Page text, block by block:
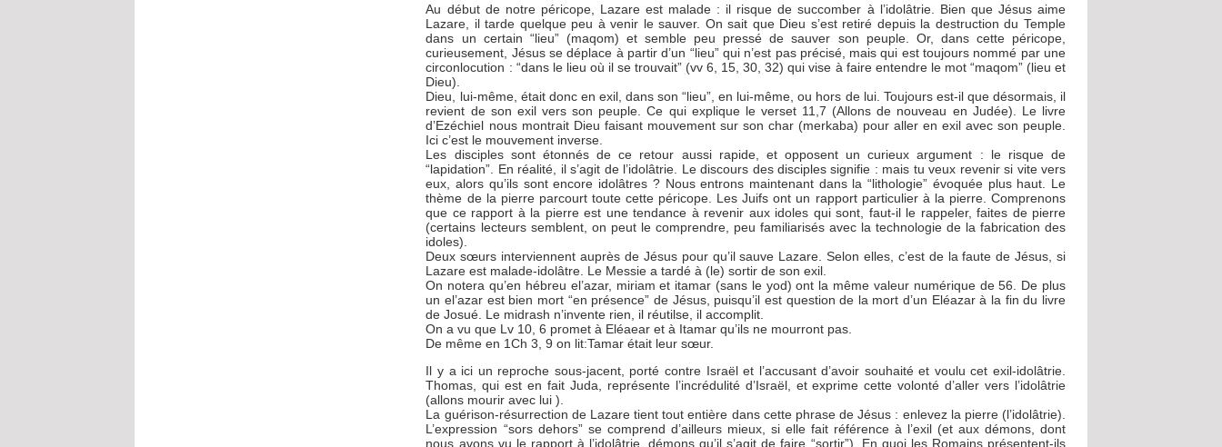
Au début de notre péricope, Lazare est malade : il risque de succomber à l’idolâtrie. Bien que Jésus aime
Lazare, il tarde quelque peu à venir le sauver. On sait que Dieu s’est retiré depuis la destruction du Temple
dans un certain “lieu” (maqom) et semble peu pressé de sauver son peuple. Or, dans cette péricope,
curieusement, Jésus se déplace à partir d’un “lieu” qui n’est pas précisé, mais qui est toujours nommé par une
circonlocution : “dans le lieu où il se trouvait” (vv 6, 15, 30, 32) qui vise à faire entendre le mot “maqom” (lieu et
Dieu).
Dieu, lui-même, était donc en exil, dans son “lieu”, en lui-même, ou hors de lui. Toujours est-il que désormais, il
revient de son exil vers son peuple. Ce qui explique le verset 11,7 (Allons de nouveau en Judée). Le livre
d’Ezéchiel nous montrait Dieu faisant mouvement sur son char (merkaba) pour aller en exil avec son peuple.
Ici c’est le mouvement inverse.
Les disciples sont étonnés de ce retour aussi rapide, et opposent un curieux argument : le risque de
“lapidation”. En réalité, il s’agit de l’idolâtrie. Le discours des disciples signifie : mais tu veux revenir si vite vers
eux, alors qu’ils sont encore idolâtres ? Nous entrons maintenant dans la “lithologie” évoquée plus haut. Le
thème de la pierre parcourt toute cette péricope. Les Juifs ont un rapport particulier à la pierre. Comprenons
que ce rapport à la pierre est une tendance à revenir aux idoles qui sont, faut-il le rappeler, faites de pierre
(certains lecteurs semblent, on peut le comprendre, peu familiarisés avec la technologie de la fabrication des
idoles).
Deux sœurs interviennent auprès de Jésus pour qu’il sauve Lazare. Selon elles, c’est de la faute de Jésus, si
Lazare est malade-idolâtre. Le Messie a tardé à (le) sortir de son exil.
On notera qu’en hébreu el’azar, miriam et itamar (sans le yod) ont la même valeur numérique de 56. De plus
un el’azar est bien mort “en présence” de Jésus, puisqu’il est question de la mort d’un Eléazar à la fin du livre
de Josué. Le midrash n’invente rien, il réutilse, il accomplit.
On a vu que Lv 10, 6 promet à Eléaear et à Itamar qu’ils ne mourront pas.
De même en 1Ch 3, 9 on lit:Tamar était leur sœur.
Il y a ici un reproche sous-jacent, porté contre Israël et l’accusant d’avoir souhaité et voulu cet exil-idolâtrie.
Thomas, qui est en fait Juda, représente l’incrédulité d’Israël, et exprime cette volonté d’aller vers l’idolâtrie
(allons mourir avec lui ).
La guérison-résurrection de Lazare tient tout entière dans cette phrase de Jésus : enlevez la pierre (l’idolâtrie).
L’expression “sors dehors” se comprend d’ailleurs mieux, si elle fait référence à l’exil (et aux démons, dont
nous avons vu le rapport à l’idolâtrie, démons qu’il s’agit de faire “sortir”). En quoi les Romains présentent-ils